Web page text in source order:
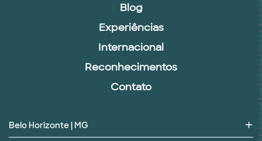
Blog
Experiências
Internacional
Reconhecimentos
Contato
Belo Horizonte | MG